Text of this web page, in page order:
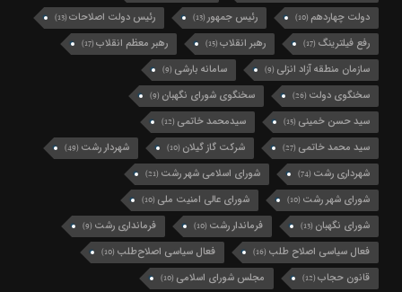
دولت چهاردهم (10) رئیس جمهور(13) رئیس دولت اصلاحات(13)
رفع فیلترینگ (17) رهبر انقلاب(15) رهبر معظم انقلاب(17)
سازمان منطقه آزاد انزلی (9) سامانه بارشی (9)
سخنگوی دولت (26) سخنگوی شورای نگهبان (9)
سید حسن خمینی (15) سیدمحمد خاتمی (12)
سید محمد خاتمی (27) شرکت گاز گیلان (10) شهردار رشت (49)
شهرداری رشت (74) شورای اسلامی شهر رشت (21)
شورای شهر رشت (10) شورای عالی امنیت ملی (10)
شورای نگهبان (13) فرماندار رشت (10) فرمانداری رشت (9)
فعال سیاسی اصلاح طلب (16) فعال سیاسی اصلاح‌طلب (10)
قانون حجاب(12) مجلس شورای اسلامی (10)